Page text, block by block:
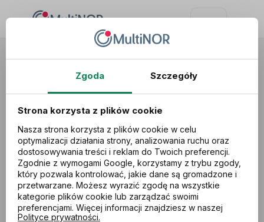
Usługi Zasiłki na dzieci Zasiłek opiekuńczy
Zgoda Szczegóły
Strona korzysta z plików cookie
Nasza strona korzysta z plików cookie w celu
optymalizacji działania strony, analizowania ruchu oraz
dostosowywania treści i reklam do Twoich preferencji.
Zgodnie z wymogami Google, korzystamy z trybu zgody,
który pozwala kontrolować, jakie dane są gromadzone i
przetwarzane. Możesz wyrazić zgodę na wszystkie
kategorie plików cookie lub zarządzać swoimi
preferencjami. Więcej informacji znajdziesz w naszej
Polityce prywatności.